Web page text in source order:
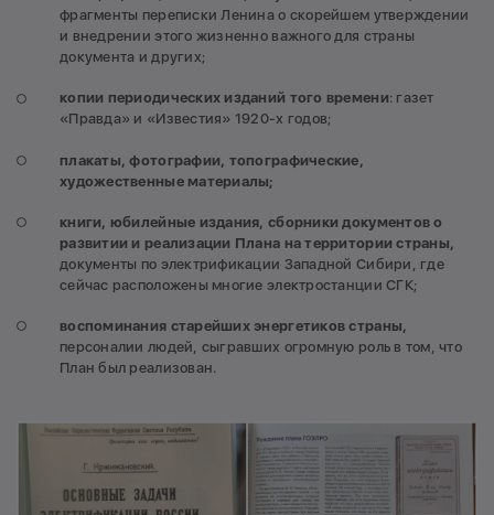
фрагменты переписки Ленина о скорейшем утверждении
и внедрении этого жизненно важного для страны
документа и других;
копии периодических изданий того времени: газет
«Правда» и «Известия» 1920-х годов;
плакаты, фотографии, топографические,
художественные материалы;
книги, юбилейные издания, сборники документов о
развитии и реализации Плана на территории страны,
документы по электрификации Западной Сибири, где
сейчас расположены многие электростанции СГК;
воспоминания старейших энергетиков страны,
персоналии людей, сыгравших огромную роль в том, что
План был реализован.